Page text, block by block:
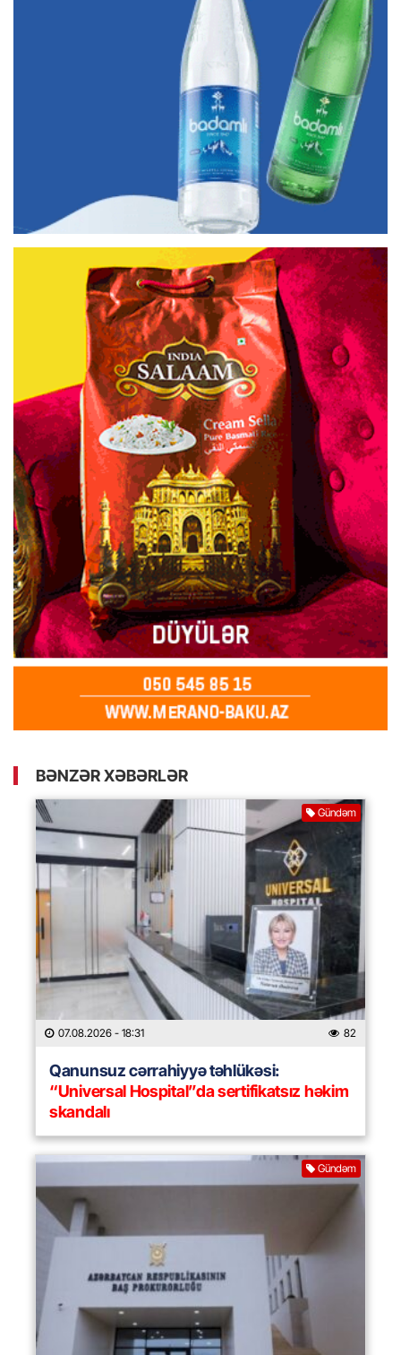
BƏNZƏR XƏBƏRLƏR
Gündəm
07.08.2026 - 18:31 82
Qanunsuz cərrahiyyə təhlükəsi:
“Universal Hospital”da sertifikatsız həkim
skandalı
Gündəm